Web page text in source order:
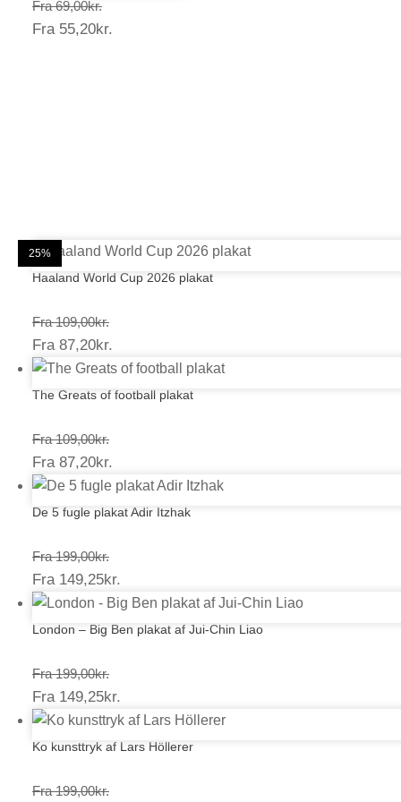
Fra 69,00kr.Prisinterval:
69,00kr.
Fra 55,20kr.
20%
Haaland World Cup 2026 plakat
Fra 109,00kr.Prisinterval:
109,00kr.
Fra 87,20kr.
87,20kr.
20%
The Greats of football plakat
Fra 109,00kr.Prisinterval:
109,00kr.
Fra 87,20kr.
87,20kr.
25%
De 5 fugle plakat Adir Itzhak
Fra 199,00kr.Prisinterval:
199,00kr.
Fra 149,25kr.
149,25kr.
25%
London – Big Ben plakat af Jui-Chin Liao
Fra 199,00kr.Prisinterval:
199,00kr.
Fra 149,25kr.
149,25kr.
25%
Ko kunsttryk af Lars Höllerer
Fra 199,00kr.Prisinterval:
25%
25%
25%
20%
25%
25%
25%